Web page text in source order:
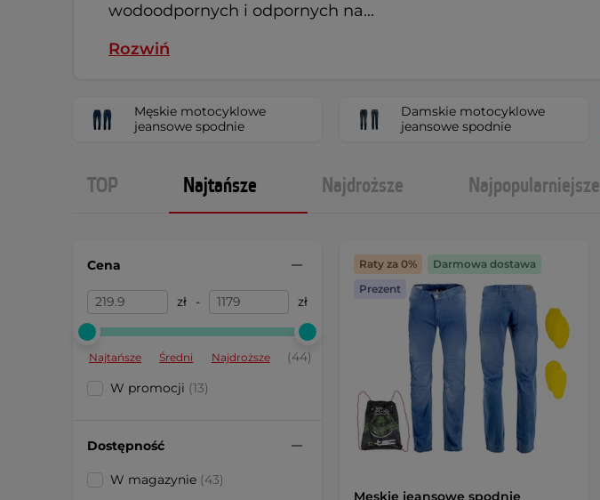
wodoodpornych i odpornych na...
Rozwiń
Męskie motocyklowe
jeansowe spodnie
Damskie motocyklowe
jeansowe spodnie
TOP Najtańsze Najdroższe Najpopularniejsze
Cena
zł - zł
Najtańsze Średni Najdroższe
(44)
W promocji (13)
Dostępność
W magazynie (43)
Raty za 0%
Darmowa dostawa
Prezent
Męskie jeansowe spodnie